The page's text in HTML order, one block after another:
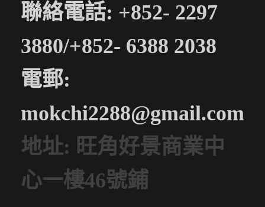
聯絡電話: +852- 2297
3880/+852- 6388 2038
電郵:
mokchi2288@gmail.com
地址: 旺角好景商業中
心一樓46號鋪